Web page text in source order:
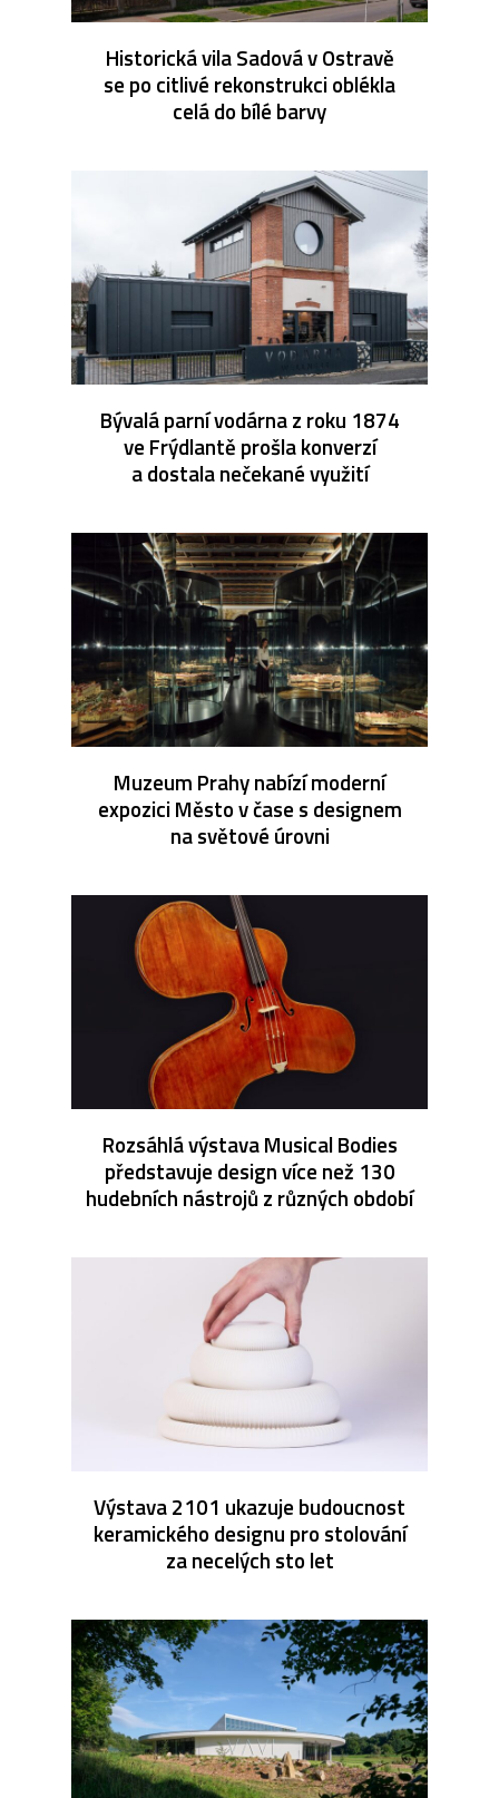
Historická vila Sadová v Ostravě
se po citlivé rekonstrukci oblékla
celá do bílé barvy
Bývalá parní vodárna z roku 1874
ve Frýdlantě prošla konverzí
a dostala nečekané využití
Muzeum Prahy nabízí moderní
expozici Město v čase s designem
na světové úrovni
Rozsáhlá výstava Musical Bodies
představuje design více než 130
hudebních nástrojů z různých období
Výstava 2101 ukazuje budoucnost
keramického designu pro stolování
za necelých sto let